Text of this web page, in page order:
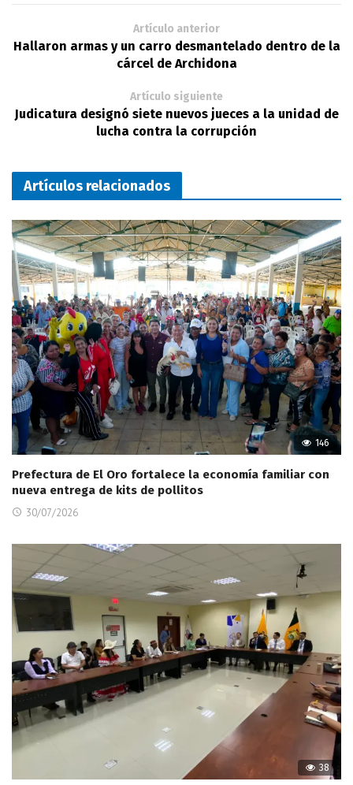
Artículo anterior
Hallaron armas y un carro desmantelado dentro de la
cárcel de Archidona
Artículo siguiente
Judicatura designó siete nuevos jueces a la unidad de
lucha contra la corrupción
Artículos relacionados
146
Prefectura de El Oro fortalece la economía familiar con
nueva entrega de kits de pollitos
30/07/2026
38